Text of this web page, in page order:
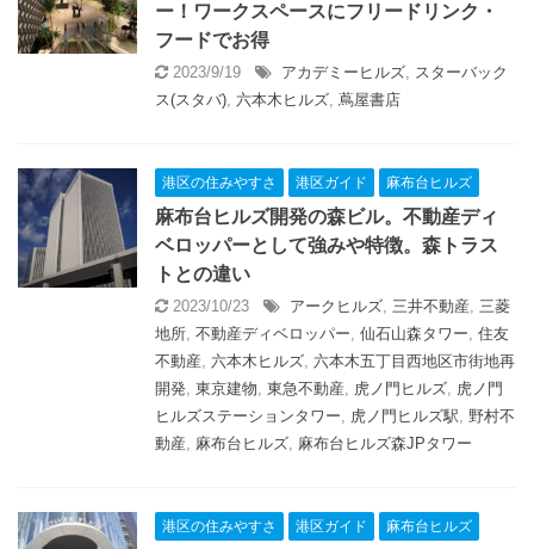
ー！ワークスペースにフリードリンク・
フードでお得
2023/9/19 アカデミーヒルズ, スターバック
ス(スタバ), 六本木ヒルズ, 蔦屋書店
港区の住みやすさ 港区ガイド 麻布台ヒルズ
麻布台ヒルズ開発の森ビル。不動産ディ
ベロッパーとして強みや特徴。森トラス
トとの違い
2023/10/23 アークヒルズ, 三井不動産, 三菱
地所, 不動産ディベロッパー, 仙石山森タワー, 住友
不動産, 六本木ヒルズ, 六本木五丁目西地区市街地再
開発, 東京建物, 東急不動産, 虎ノ門ヒルズ, 虎ノ門
ヒルズステーションタワー, 虎ノ門ヒルズ駅, 野村不
動産, 麻布台ヒルズ, 麻布台ヒルズ森JPタワー
港区の住みやすさ 港区ガイド 麻布台ヒルズ